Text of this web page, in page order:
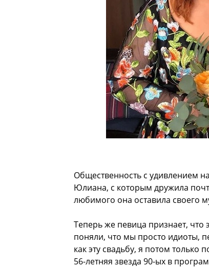
Общественность с удивлением
Юлиана, с которым дружила
любимого она оставила своего
Теперь же певица признает,
поняли, что мы просто идиоты,
как эту свадьбу, я потом
56-летняя звезда 90-ых в